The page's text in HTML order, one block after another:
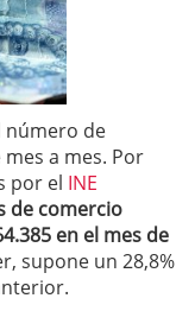
número de
a mes. Por
por el INE
de comercio
en el mes de
supone un 28,8%